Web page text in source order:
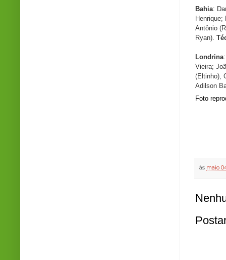
Bahia:
Antônio
Ryan).
Londrina
Vieira;
(Eltinho),
Adilson
Foto
às maio